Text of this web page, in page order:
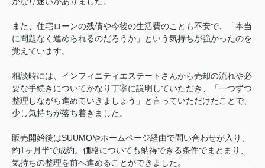
また、住宅ローンの残債や今後の生活費のことも不安で、「本当
に問題なく進められるのだろうか」という気持ちが強かったのを
覚えています。
相談時には、インフィニティエステートさんから売却の流れや必
要な手続きについてかなり丁寧に説明していただき、「一つずつ
整理しながら進めていきましょう」と言っていただけたことで、
少し気持ちが落ち着きました。
販売開始後はSUUMOやホームページ経由で問い合わせが入り、
約1ヶ月半で成約。価格についても納得できる条件でまとまり、
気持ちの整理を前へ進めることができました。